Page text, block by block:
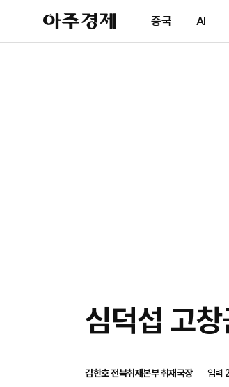
아
주
제
중국 AI
심덕섭 고
김한호 전북취재본부 취재국장
입력